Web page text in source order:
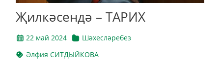
Җилкәсендә – ТАРИХ
22 май 2024
Шәхесләребез
Әлфия СИТДЫЙКОВА